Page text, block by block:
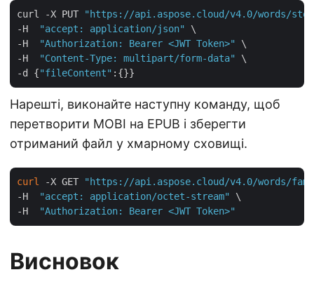
curl -X PUT
"https://api.aspose.cloud/v4.0/words/
-H
"accept: application/json"
\
-H
"Authorization: Bearer <JWT Token>"
\
-H
"Content-Type: multipart/form-data"
\
-d {"fileContent"
Нарешті, виконайте наступну команду, щоб
перетворити MOBI на EPUB і зберегти
отриманий файл у хмарному сховищі.
curl -X GET
"https://api.aspose.cloud/v4.0/words/
-H
"accept: application/octet-stream"
\
-H
"Authorization: Bearer <JWT Token>"
Висновок